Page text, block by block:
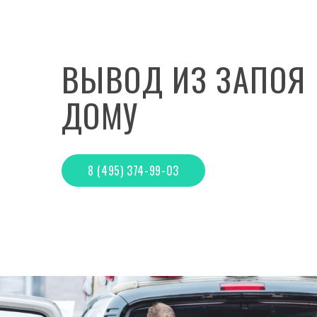
ВЫВОД ИЗ ЗАПОЯ
ДОМУ
8 (495) 374-99-03